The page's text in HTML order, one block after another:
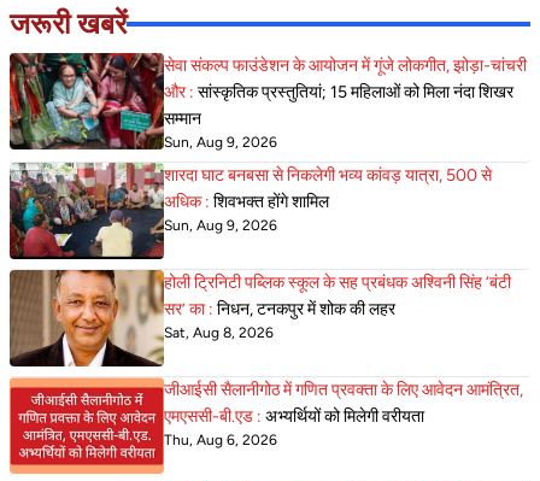
जरूरी खबरें
सेवा संकल्प फाउंडेशन के आयोजन में गूंजे लोकगीत, झोड़ा-चांचरी
और : सांस्कृतिक प्रस्तुतियां; 15 महिलाओं को मिला नंदा शिखर
सम्मान
Sun, Aug 9, 2026
शारदा घाट बनबसा से निकलेगी भव्य कांवड़ यात्रा, 500 से
अधिक : शिवभक्त होंगे शामिल
Sun, Aug 9, 2026
होली ट्रिनिटी पब्लिक स्कूल के सह प्रबंधक अश्विनी सिंह ‘बंटी
सर’ का : निधन, टनकपुर में शोक की लहर
Sat, Aug 8, 2026
जीआईसी सैलानीगोठ में गणित प्रवक्ता के लिए आवेदन आमंत्रित,
एमएससी-बी.एड : अभ्यर्थियों को मिलेगी वरीयता
Thu, Aug 6, 2026